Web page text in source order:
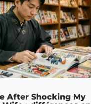
After Shocking My